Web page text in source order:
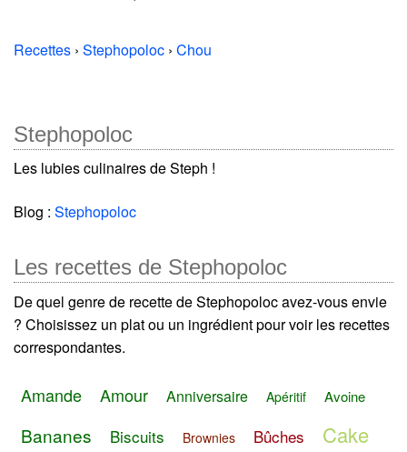
Recettes › Stephopoloc › Chou
Stephopoloc
Les lubies culinaires de Steph !
Blog : Stephopoloc
Les recettes de Stephopoloc
De quel genre de recette de Stephopoloc avez-vous envie
? Choisissez un plat ou un ingrédient pour voir les recettes
correspondantes.
Amande Amour Anniversaire Apéritif Avoine
Bananes Biscuits Brownies Bûches Cake